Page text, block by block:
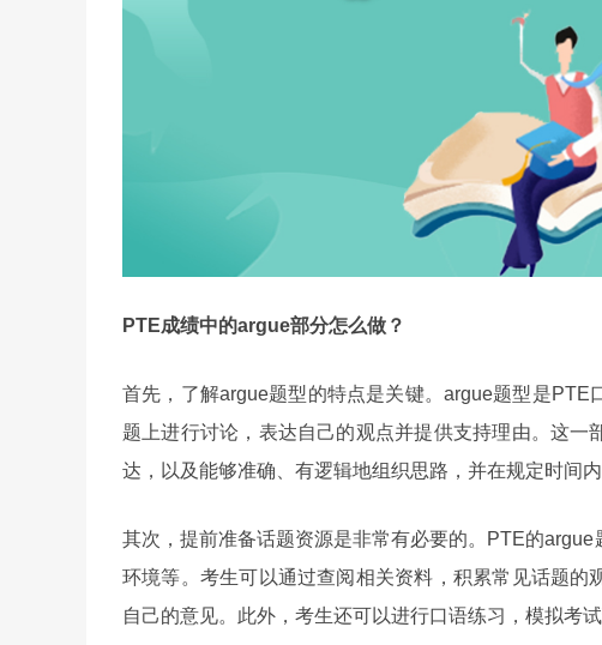
PTE成绩中的argue部分怎么做？
首先，了解argue题型的特点是关键。argue题型是
题上进行讨论，表达自己的观点并提供支持理由。这
达，以及能够准确、有逻辑地组织思路，并在规定时间内
其次，提前准备话题资源是非常有必要的。PTE的argue
环境等。考生可以通过查阅相关资料，积累常见话题的
自己的意见。此外，考生还可以进行口语练习，模拟考